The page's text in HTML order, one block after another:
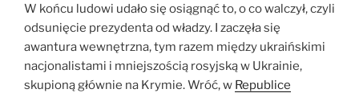
W końcu ludowi udało się osiągnąć to, o co walczył, czyli
odsunięcie prezydenta od władzy. I zaczęła się
awantura wewnętrzna, tym razem między ukraińskimi
nacjonalistami i mniejszością rosyjską w Ukrainie,
skupioną głównie na Krymie. Wróć, w Republice